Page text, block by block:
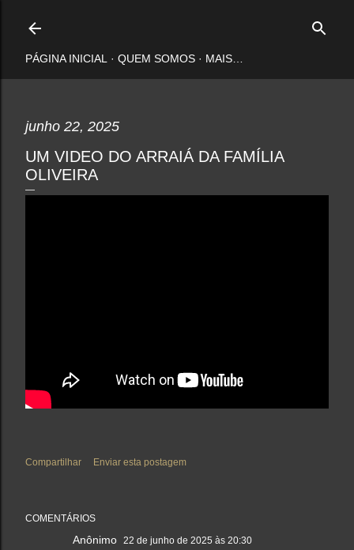
PÁGINA INICIAL QUEM SOMOS MAIS…
junho 22, 2025
UM VIDEO DO ARRAIÁ DA FAMÍLIA
OLIVEIRA
Compartilhar Enviar esta postagem
COMENTÁRIOS
Anônimo 22 de junho de 2025 às 20:30